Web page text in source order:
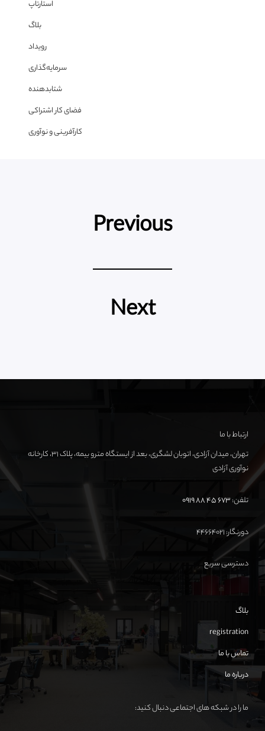
استارتاپ
بلاگ
رویداد
سرمایه‌گذاری
شتابدهنده
فضای کار اشتراکی
کارآفرینی و نوآوری
Previous
Next
ارتباط با ما
تهران، میدان آزادی، اتوبان لشگری، بعد از ایستگاه مترو بیمه، پلاک ۳۱، کارخانه
نوآوری آزادی
تلفن:673 45 88 0919
دورنگار: ۴۴۶۶۴۰۲۱
دسترسی سریع
بلاگ
registration
تماس با ما
درباره ما
ما را در شبکه های اجتماعی دنبال کنید: